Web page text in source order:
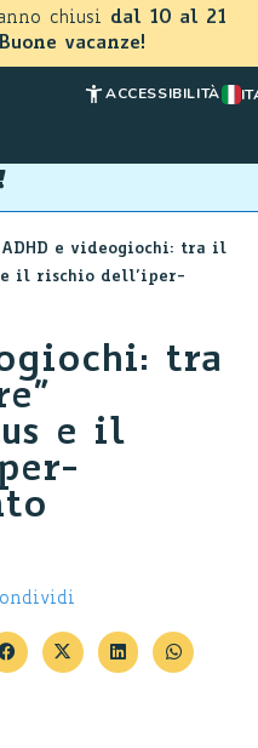
chiusi dal 10 al 21
vacanze!
ACCESSIBILITÀ
ADHD e videogiochi: tra il
e il rischio dell’iper-
tra
e il